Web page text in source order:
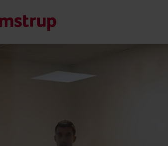
i en grønnere fremtid driver os til at udvikle
styrke forsyninger, optimere